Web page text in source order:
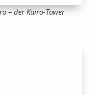
– der Kairo-Tower